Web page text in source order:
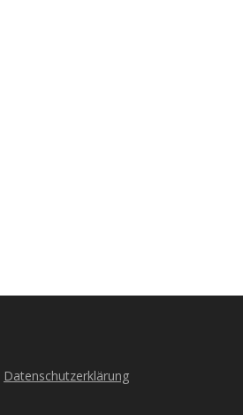
Datenschutzerklärung